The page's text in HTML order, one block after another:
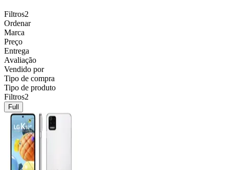
Filtros2
Ordenar
Marca
Preço
Entrega
Avaliação
Vendido por
Tipo de compra
Tipo de produto
Filtros2
Full